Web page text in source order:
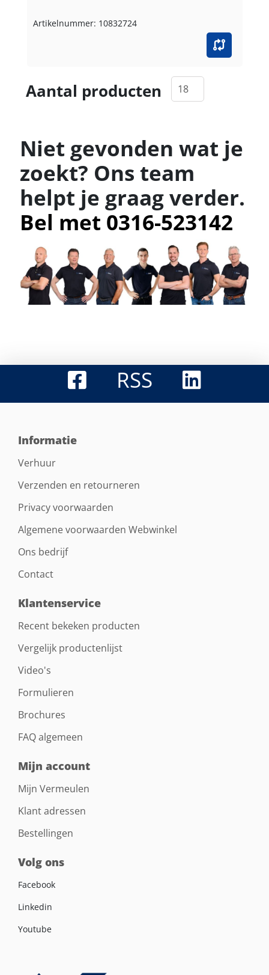
Artikelnummer: 10832724
Aantal producten
Niet gevonden wat je
zoekt? Ons team
helpt je graag verder.
Bel met 0316-523142
RSS
Informatie
Verhuur
Verzenden en retourneren
Privacy voorwaarden
Algemene voorwaarden Webwinkel
Ons bedrijf
Contact
Klantenservice
Recent bekeken producten
Vergelijk productenlijst
Video's
Formulieren
Brochures
FAQ algemeen
Mijn account
Mijn Vermeulen
Klant adressen
Bestellingen
Volg ons
Facebook
Linkedin
Youtube